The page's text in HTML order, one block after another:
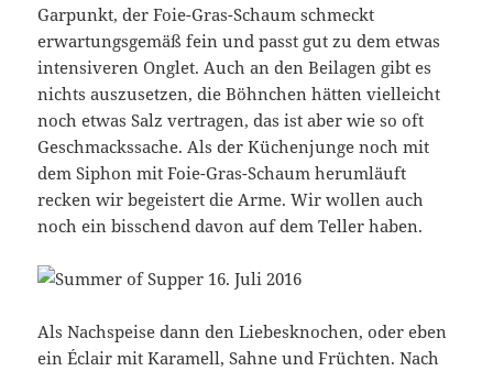
Garpunkt, der Foie-Gras-Schaum schmeckt
erwartungsgemäß fein und passt gut zu dem etwas
intensiveren Onglet. Auch an den Beilagen gibt es
nichts auszusetzen, die Böhnchen hätten vielleicht
noch etwas Salz vertragen, das ist aber wie so oft
Geschmackssache. Als der Küchenjunge noch mit
dem Siphon mit Foie-Gras-Schaum herumläuft
recken wir begeistert die Arme. Wir wollen auch
noch ein bisschend davon auf dem Teller haben.
Als Nachspeise dann den Liebesknochen, oder eben
ein Éclair mit Karamell, Sahne und Früchten. Nach